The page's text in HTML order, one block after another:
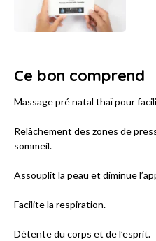
Ce bon comprend
Massage pré natal thaï pour
Relâchement des zones de
sommeil.
Assouplit la peau et diminue
Facilite la respiration.
Détente du corps et de l’esprit.